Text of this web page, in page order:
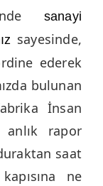
sanayi
sayesinde,
ederek
bulunan
İnsan
anlık rapor
saat
ne